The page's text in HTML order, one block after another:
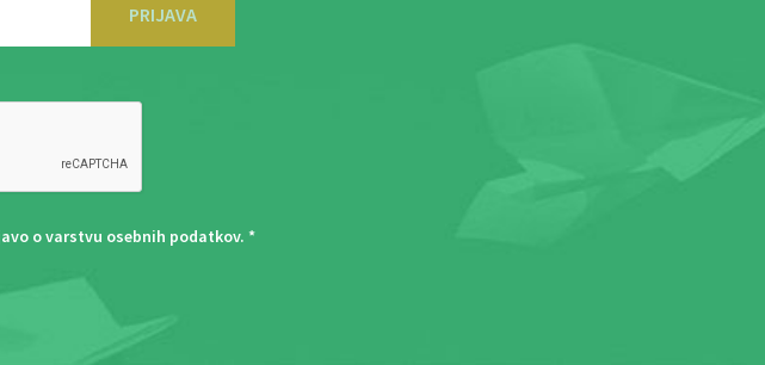
PRIJAVA
o varstvu osebnih podatkov. *